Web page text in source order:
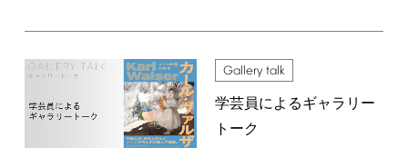
Gallery talk
学芸員によるギャラリー
トーク